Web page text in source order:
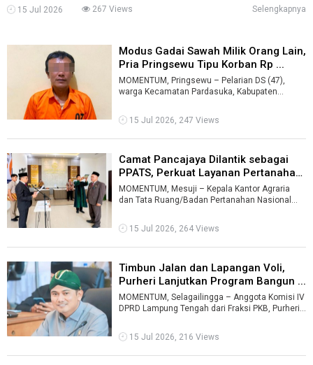
15 Jul 2026 267 Views Selengkapnya
Modus Gadai Sawah Milik Orang Lain,
Pria Pringsewu Tipu Korban Rp ...
MOMENTUM, Pringsewu – Pelarian DS (47),
warga Kecamatan Pardasuka, Kabupaten
mod ...
15 Jul 2026, 247 Views
Camat Pancajaya Dilantik sebagai
PPATS, Perkuat Layanan Pertanaha
...
MOMENTUM, Mesuji – Kepala Kantor Agraria
dan Tata Ruang/Badan Pertanahan Nasional
15 Jul 2026, 264 Views
Timbun Jalan dan Lapangan Voli,
Purheri Lanjutkan Program Bangun ...
MOMENTUM, Selagailingga – Anggota Komisi IV
DPRD Lampung Tengah dari Fraksi PKB, Purheri
15 Jul 2026, 216 Views